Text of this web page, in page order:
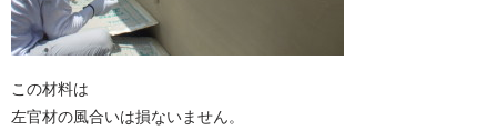
この材料は
左官材の風合いは損ないません。